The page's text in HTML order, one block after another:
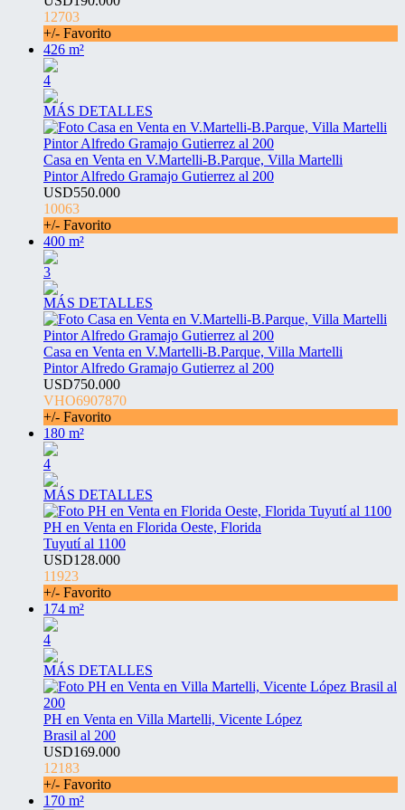
12703
+/- Favorito
426 m²
4
MÁS DETALLES
Casa en Venta en V.Martelli-B.Parque, Villa Martelli
Pintor Alfredo Gramajo Gutierrez al 200
USD550.000
10063
+/- Favorito
400 m²
3
MÁS DETALLES
Casa en Venta en V.Martelli-B.Parque, Villa Martelli
Pintor Alfredo Gramajo Gutierrez al 200
USD750.000
VHO6907870
+/- Favorito
180 m²
4
MÁS DETALLES
PH en Venta en Florida Oeste, Florida
Tuyutí al 1100
USD128.000
11923
+/- Favorito
174 m²
4
MÁS DETALLES
PH en Venta en Villa Martelli, Vicente López
Brasil al 200
USD169.000
12183
+/- Favorito
170 m²